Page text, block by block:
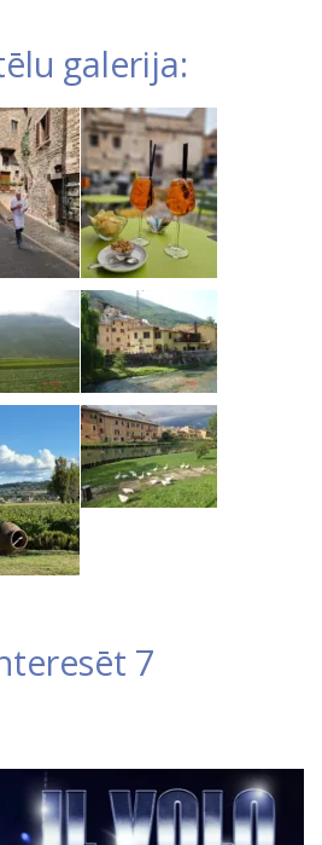
galerija:
7